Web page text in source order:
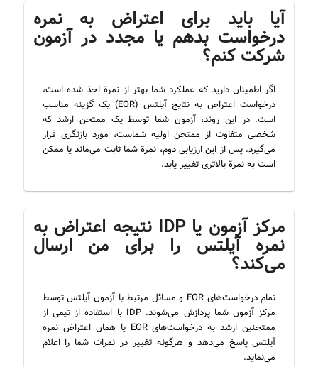
آیا باید برای اعتراض به نمره
درخواست بدهم یا مجدد در آزمون
شرکت کنم؟
اگر اطمینان دارید که عملکرد شما بهتر از نمرة اخذ شده است،
درخواست اعتراض به نتایج آیلتس (EOR) یک گزینه مناسب
است. در این روند، آزمون شما توسط یک ممتحن ارشد که
شخصی متفاوت از ممتحن اولیه شماست، مورد بازنگری قرار
می‌گیرد. پس از این ارزیابی دوم، نمرة شما ثابت می‌ماند یا ممکن
است به نمرة بالاتری تغییر یابد.
مرکز آزمون یا IDP نتیجه اعتراض به
نمره آیلتس را برای من ارسال
می‌کند؟
تمام درخواست‌های EOR و مسائل مرتبط با آزمون آیلتس توسط
مرکز آزمون شما پردازش می‌شوند. IDP با استفاده از تیمی از
ممتحنین ارشد به درخواست‌های EOR یا همان اعتراض نمره
آیلتس پاسخ می‌دهد و هرگونه تغییر در نمرات شما را اعلام
می‌نماید.